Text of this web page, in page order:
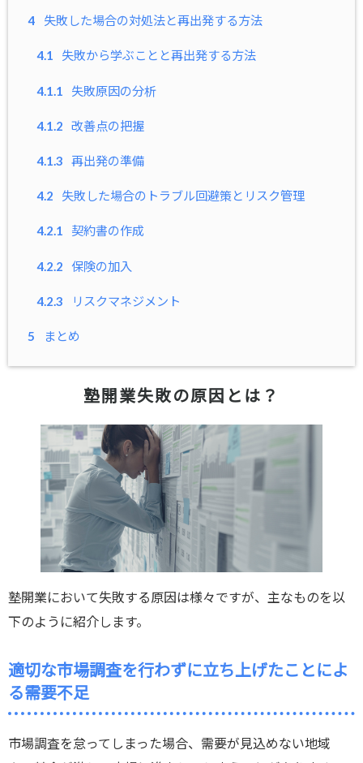
4 失敗した場合の対処法と再出発する方法
4.1 失敗から学ぶことと再出発する方法
4.1.1 失敗原因の分析
4.1.2 改善点の把握
4.1.3 再出発の準備
4.2 失敗した場合のトラブル回避策とリスク管理
4.2.1 契約書の作成
4.2.2 保険の加入
4.2.3 リスクマネジメント
5 まとめ
塾開業失敗の原因とは？
塾開業において失敗する原因は様々ですが、主なものを以
下のように紹介します。
適切な市場調査を行わずに立ち上げたことによ
る需要不足
市場調査を怠ってしまった場合、需要が見込めない地域